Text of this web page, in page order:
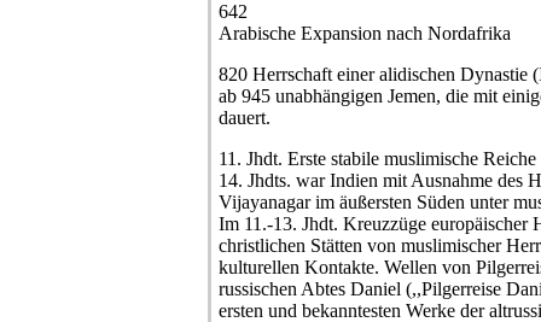
642
Arabische Expansion nach Nordafrika
820 Herrschaft einer alidischen Dynastie
ab 945 unabhängigen Jemen, die mit
dauert.
11. Jhdt. Erste stabile muslimische
14. Jhdts. war Indien mit Ausnahme des
Vijayanagar im äußersten Süden unter
Im 11.-13. Jhdt. Kreuzzüge europäischer
christlichen Stätten von muslimischer
kulturellen Kontakte. Wellen von
russischen Abtes Daniel (,,Pilgerreise
ersten und bekanntesten Werke der